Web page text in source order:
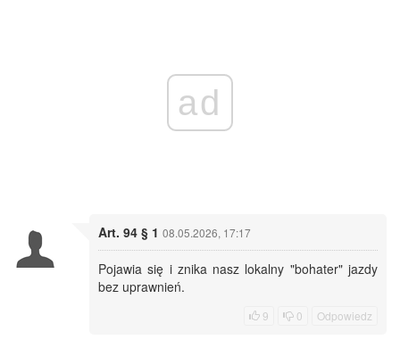
ad
Art. 94 § 1 08.05.2026, 17:17
Pojawia się i znika nasz lokalny "bohater" jazdy
bez uprawnień.
9 0 Odpowiedz